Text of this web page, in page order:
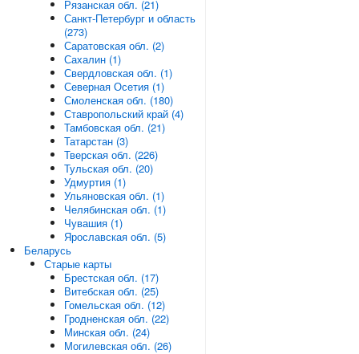
Рязанская обл. (21)
Санкт-Петербург и область
(273)
Саратовская обл. (2)
Сахалин (1)
Свердловская обл. (1)
Северная Осетия (1)
Смоленская обл. (180)
Ставропольский край (4)
Тамбовская обл. (21)
Татарстан (3)
Тверская обл. (226)
Тульская обл. (20)
Удмуртия (1)
Ульяновская обл. (1)
Челябинская обл. (1)
Чувашия (1)
Ярославская обл. (5)
Беларусь
Старые карты
Брестская обл. (17)
Витебская обл. (25)
Гомельская обл. (12)
Гродненская обл. (22)
Минская обл. (24)
Могилевская обл. (26)